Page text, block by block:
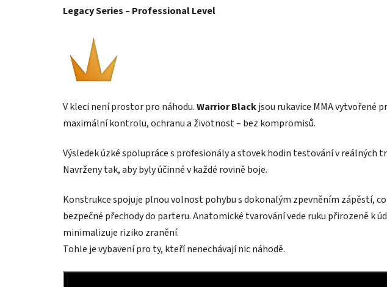
Legacy Series – Professional Level
V kleci není prostor pro náhodu.Warrior Blackjsou rukavice MMA vytvořené
maximální kontrolu, ochranu a životnost – bez kompromisů.
Výsledek úzké spolupráce s profesionály a stovek hodin testování v reálných
Navrženy tak, aby byly účinné v každé rovině boje.
Konstrukce spojuje plnou volnost pohybu s dokonalým zpevněním zápěstí,
bezpečné přechody do parteru. Anatomické tvarování vede ruku přirozeně k
minimalizuje riziko zranění.
Tohle je vybavení pro ty, kteří nenechávají nic náhodě.